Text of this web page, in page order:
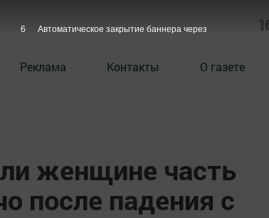
Реклама Контакты О газете
женщине часть
после падения с
5 Автоматическое закрытие баннера через